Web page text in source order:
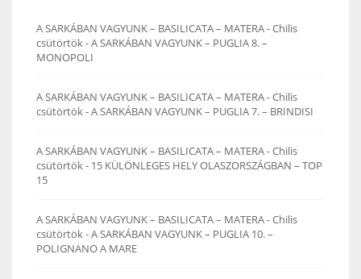
A SARKÁBAN VAGYUNK – BASILICATA – MATERA - Chilis
csütörtök-A SARKÁBAN VAGYUNK – PUGLIA 8. –
MONOPOLI
A SARKÁBAN VAGYUNK – BASILICATA – MATERA - Chilis
csütörtök-A SARKÁBAN VAGYUNK – PUGLIA 7. – BRINDISI
A SARKÁBAN VAGYUNK – BASILICATA – MATERA - Chilis
csütörtök- 15 KÜLÖNLEGES HELY OLASZORSZÁGBAN – TOP
15
A SARKÁBAN VAGYUNK – BASILICATA – MATERA - Chilis
csütörtök-A SARKÁBAN VAGYUNK – PUGLIA 10. –
POLIGNANO A MARE